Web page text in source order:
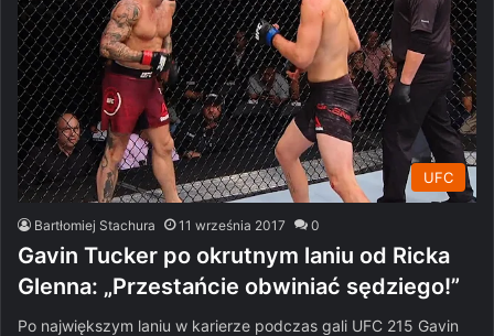
UFC
Bartłomiej Stachura 11 września 2017 0
Gavin Tucker po okrutnym laniu od Ricka
Glenna: „Przestańcie obwiniać sędziego!”
Po największym laniu w karierze podczas gali UFC 215 Gavin